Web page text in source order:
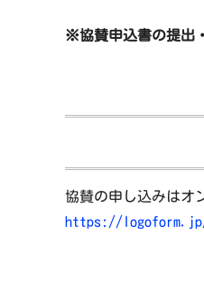
※協賛申込書の提出
協賛の申し込みはオ
https://logoform.jp/